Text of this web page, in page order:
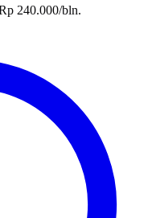
240.000/bln.